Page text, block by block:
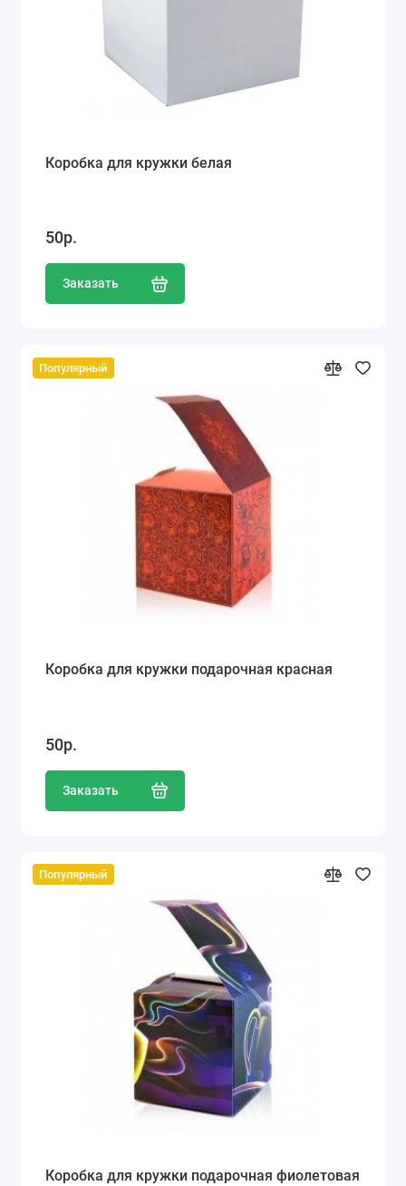
Коробка для кружки белая
50р.
Заказать
Популярный
Коробка для кружки подарочная красная
50р.
Заказать
Популярный
Коробка для кружки подарочная фиолетовая